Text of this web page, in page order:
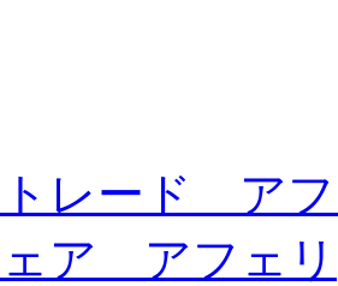
トレード ア
ェア アフェリ